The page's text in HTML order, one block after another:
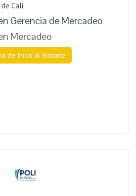
Cali
Gerencia de Mercadeo
Mercadeo
de Inicio al Instante